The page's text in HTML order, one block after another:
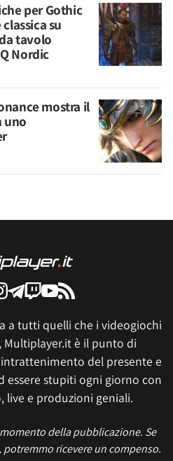
per Gothic
su
tavolo
Nordic
mostra il
uno
a tutti quelli che i videogiochi
Multiplayer.it è il punto di
del presente e
essere stupiti ogni giorno con
live e produzioni geniali.
della pubblicazione. Se
ricevere un compenso.